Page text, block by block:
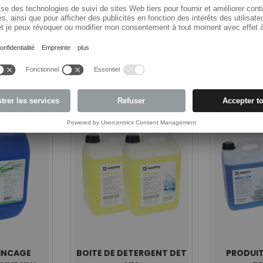
Top sellers
BOITE DE DETERGENT DET